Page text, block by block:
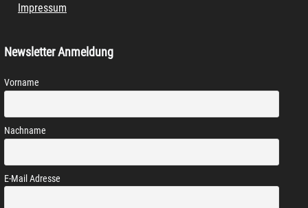
Impressum
Newsletter Anmeldung
Vorname
Nachname
E-Mail Adresse